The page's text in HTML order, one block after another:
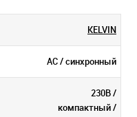
KELVIN
AC / синхронный
230В /
компактный /